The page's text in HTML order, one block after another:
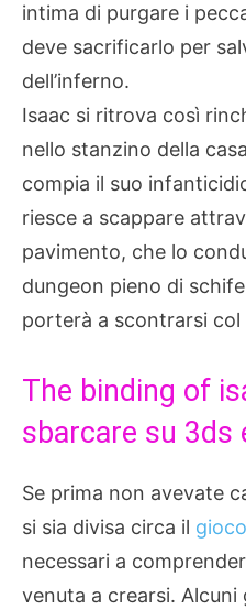
intima di purgare i
deve sacrificarlo per
dell’inferno.
Isaac si ritrova così
nello stanzino della
compia il suo
riesce a scappare
pavimento, che lo
dungeon pieno di
porterà a scontrarsi col
The binding of
sbarcare su 3ds
Se prima non avevate
si sia divisa circa il gioco
necessari a
venuta a crearsi.